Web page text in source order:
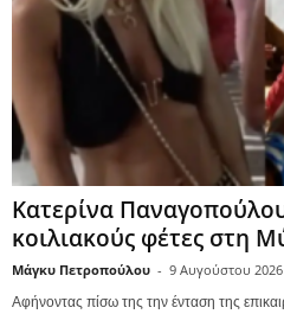
Κατερίνα
κοιλιακούς φέτες στη
Μάγκυ Πετροπούλου - 9 Αυγούστου 2026
Αφήνοντας πίσω της την ένταση της